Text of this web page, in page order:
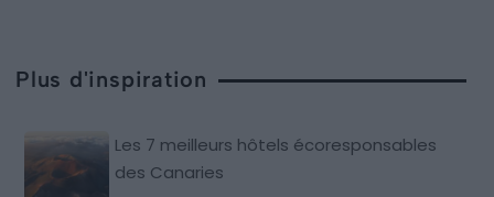
Plus d'inspiration
Les 7 meilleurs hôtels écoresponsables
des Canaries